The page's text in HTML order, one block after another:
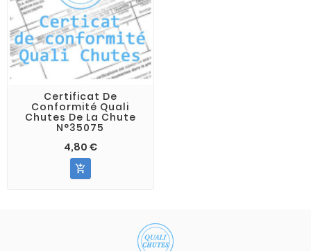
Certificat De
Conformité Quali
Chutes De La Chute
N°35075
4,80 €
